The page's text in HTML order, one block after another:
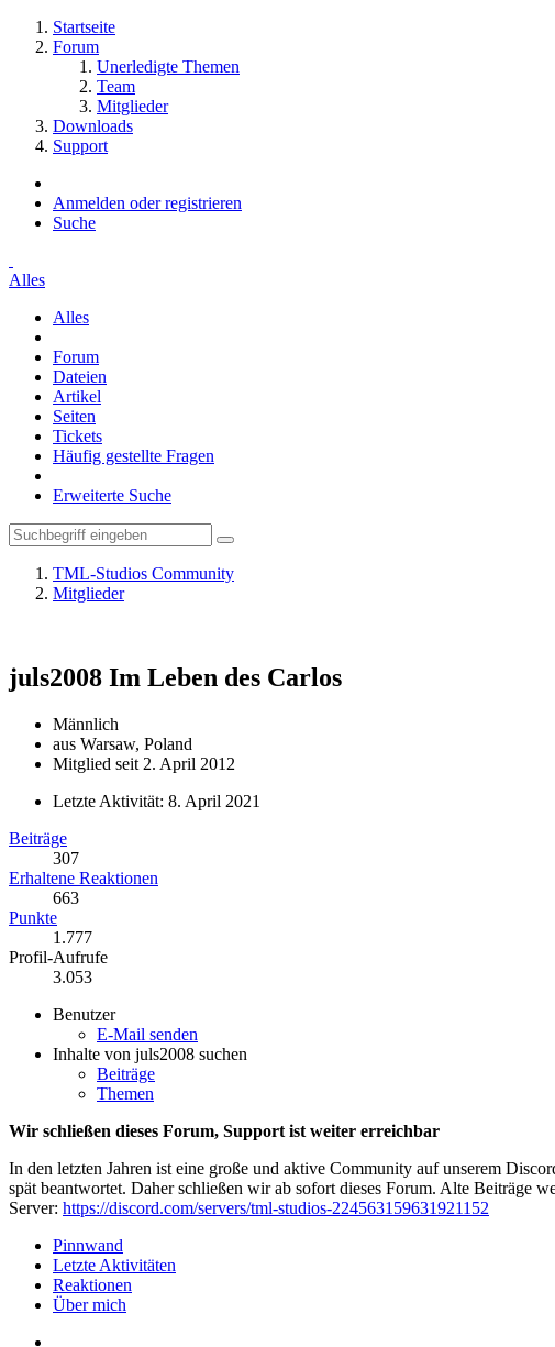
Startseite
Forum
Unerledigte Themen
Team
Mitglieder
Downloads
Support
Anmelden oder registrieren
Suche
Alles
Alles
Forum
Dateien
Artikel
Seiten
Tickets
Häufig gestellte Fragen
Erweiterte Suche
TML-Studios Community
Mitglieder
juls2008 Im Leben des Carlos
Männlich
aus Warsaw, Poland
Mitglied seit 2. April 2012
Letzte Aktivität: 8. April 2021
Beiträge
307
Erhaltene Reaktionen
663
Punkte
1.777
Profil-Aufrufe
3.053
Benutzer
E-Mail senden
Inhalte von juls2008 suchen
Beiträge
Themen
Wir schließen dieses Forum, Support ist weiter erreichbar
In den letzten Jahren ist eine große und aktive Community auf unserem
spät beantwortet. Daher schließen wir ab sofort dieses Forum. Alte Beiträge
Server: https://discord.com/servers/tml-studios-224563159631921152
Pinnwand
Letzte Aktivitäten
Reaktionen
Über mich